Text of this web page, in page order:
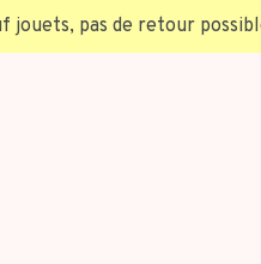
jouets, pas de retour